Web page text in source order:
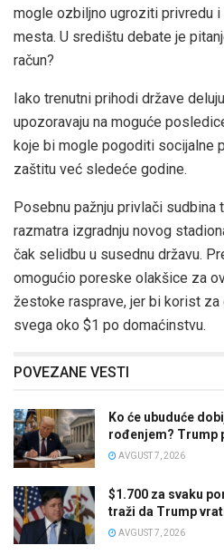
mogle ozbiljno ugroziti privredu i
mesta. U središtu debate je
račun?
Iako trenutni prihodi države
upozoravaju na moguće
koje bi mogle pogoditi socijalne
zaštitu već sledeće godine.
Posebnu pažnju privlači sudbina
razmatra izgradnju novog
čak selidbu u susednu državu.
omogućio poreske olakšice za
žestoke rasprave, jer bi korist za
svega oko $1 po domaćinstvu.
POVEZANE VESTI
Ko će ubuduće
rođenjem? Trump
AVGUST 7, 2026
$1.700 za svaku
traži da Trump
AVGUST 7, 2026